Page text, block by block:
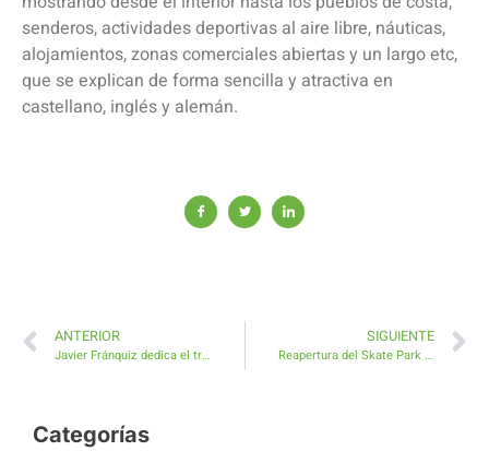
senderos, actividades deportivas al aire libre, náuticas,
alojamientos, zonas comerciales abiertas y un largo etc,
que se explican de forma sencilla y atractiva en
castellano, inglés y alemán.
ANTERIOR
Javier Fránquiz dedica el triunfo del XXVII Rallye de Antigua a su padre D. Victoriano Fránquiz
SIGUIENTE
Reapertura del Skate Park de Antigua tras su completa restauración
Categorías